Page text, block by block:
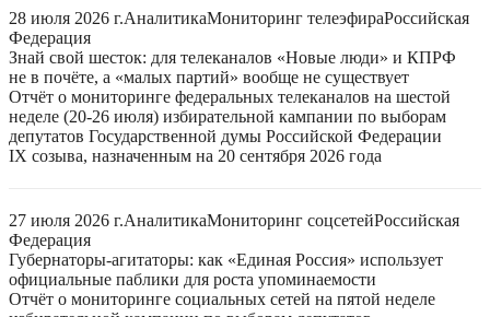
28 июля 2026 г.АналитикаМониторинг телеэфираРоссийская
Федерация
Знай свой шесток: для телеканалов «Новые люди» и КПРФ
не в почёте, а «малых партий» вообще не существует
Отчёт о мониторинге федеральных телеканалов на шестой
неделе (20-26 июля) избирательной кампании по выборам
депутатов Государственной думы Российской Федерации
IX созыва, назначенным на 20 сентября 2026 года
27 июля 2026 г.АналитикаМониторинг соцсетейРоссийская
Федерация
Губернаторы-агитаторы: как «Единая Россия» использует
официальные паблики для роста упоминаемости
Отчёт о мониторинге социальных сетей на пятой неделе